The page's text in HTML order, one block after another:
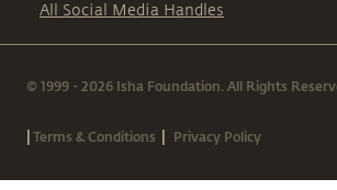
All Social Media Handles
© 1999 - 2026 Isha Foundation. All Rights
|Terms & Conditions | Privacy Policy